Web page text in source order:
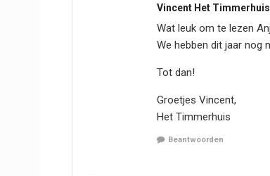
Vincent Het Timmerhuis
Wat leuk om te lezen
We hebben dit jaar nog
Tot dan!
Groetjes Vincent,
Het Timmerhuis
Beantwoorden